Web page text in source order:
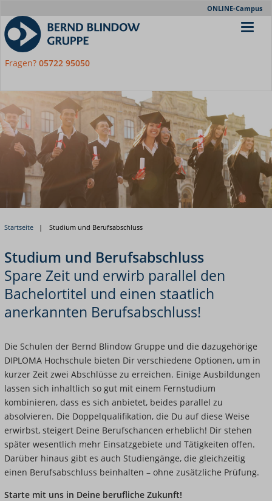
Nav
ONLINE-Campus
Fragen? 05722 95050
Startseite Studium und Berufsabschluss
Studium und Berufsabschluss
Spare Zeit und erwirb parallel den
Bachelortitel und einen staatlich
anerkannten Berufsabschluss!
Die Schulen der Bernd Blindow Gruppe und die dazugehörige
DIPLOMA Hochschule bieten Dir verschiedene Optionen, um in
kurzer Zeit zwei Abschlüsse zu erreichen. Einige Ausbildungen
lassen sich inhaltlich so gut mit einem Fernstudium
kombinieren, dass es sich anbietet, beides parallel zu
absolvieren. Die Doppelqualifikation, die Du auf diese Weise
erwirbst, steigert Deine Berufschancen erheblich! Dir stehen
später wesentlich mehr Einsatzgebiete und Tätigkeiten offen.
Darüber hinaus gibt es auch Studiengänge, die gleichzeitig
einen Berufsabschluss beinhalten – ohne zusätzliche Prüfung.
Starte mit uns in Deine berufliche Zukunft!